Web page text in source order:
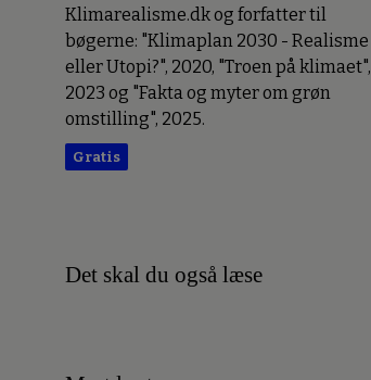
Klimarealisme.dk og forfatter til
bøgerne: "Klimaplan 2030 - Realisme
eller Utopi?", 2020, "Troen på klimaet",
2023 og "Fakta og myter om grøn
omstilling", 2025.
Gratis
Det skal du også læse